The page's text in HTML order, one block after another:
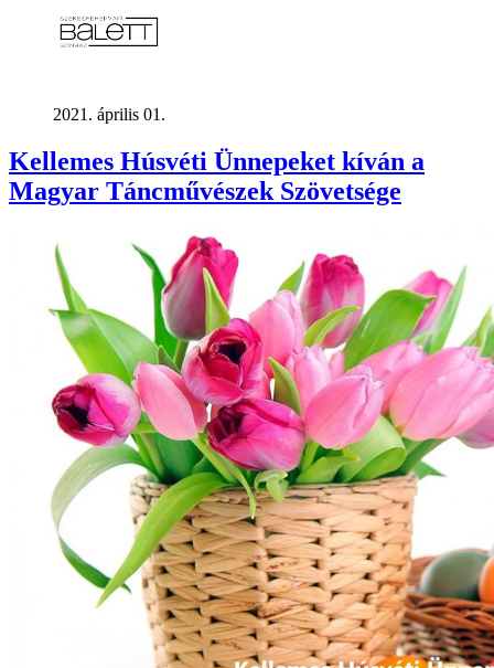
2021. április 01.
Kellemes Húsvéti Ünnepeket kíván a
Magyar Táncművészek Szövetsége